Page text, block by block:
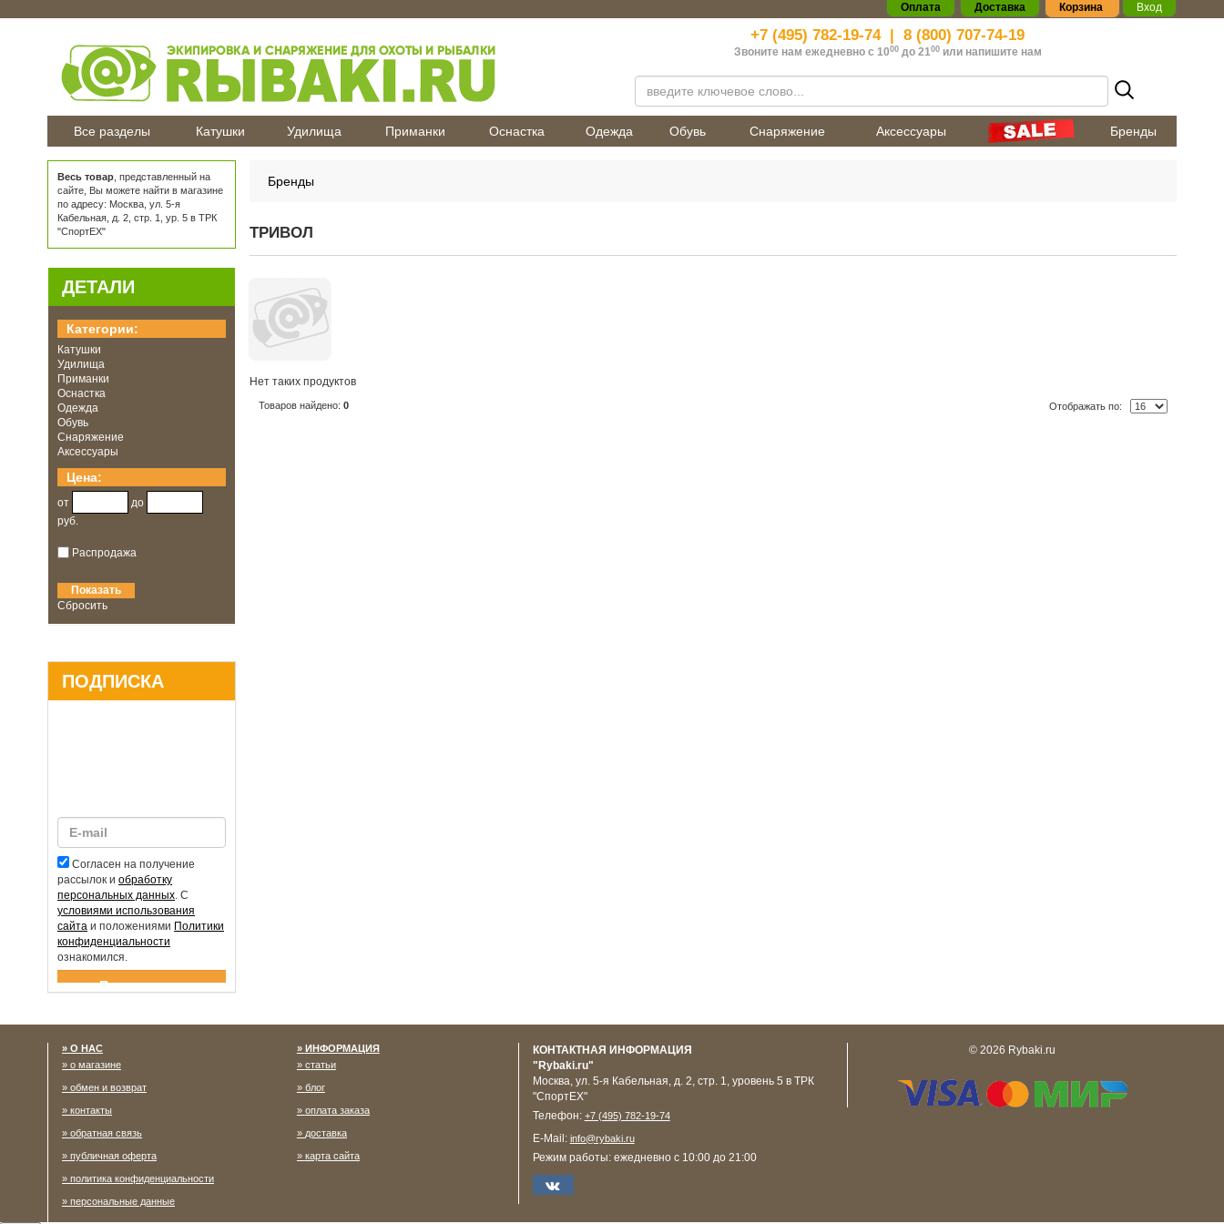
Оплата Доставка Корзина Вход
+7 (495) 782-19-74| 8 (800) 707-74-19
Звоните нам ежедневно с 1000до 2100 или напишите нам
Все разделы Катушки Удилища Приманки Оснастка Одежда Обувь Снаряжение Аксессуары Бренды
Бренды
ТРИВОЛ
Нет таких продуктов
Товаров найдено: 0 Отображать по:
Весь товар , представленный на
сайте, Вы можете найти в магазине
по адресу: Москва, ул. 5-я
Кабельная, д. 2, стр. 1, ур. 5 в ТРК
"СпортЕХ"
ДЕТАЛИ
Категории:
Катушки
Удилища
Приманки
Оснастка
Одежда
Обувь
Снаряжение
Аксессуары
Цена:
от
до
руб.
Распродажа
Сбросить
ПОДПИСКА
Согласен на получение
рассылок и обработку
персональных данных. С
условиями использования
сайта и положениями Политики
конфиденциальности
ознакомился.
Спасибо за подписку!
О НАС
о магазине
обмен и возврат
контакты
обратная связь
публичная оферта
политика конфиденциальности
персональные данные
ИНФОРМАЦИЯ
статьи
блог
оплата заказа
доставка
карта сайта
КОНТАКТНАЯ ИНФОРМАЦИЯ
"Rybaki.ru"
Москва, ул. 5-я Кабельная, д. 2, стр. 1, уровень 5 в ТРК
"СпортЕХ"
Телефон: +7 (495) 782-19-74
E-Mail: info@rybaki.ru
Режим работы: ежедневно с 10:00 до 21:00
© 2026 Rybaki.ru